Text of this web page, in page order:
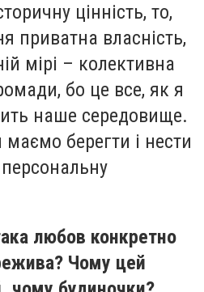
цінність, то,
приватна власність,
мірі – колективна
бо це все, як я
наше середовище.
берегти і нести
любов конкретно
Чому цей